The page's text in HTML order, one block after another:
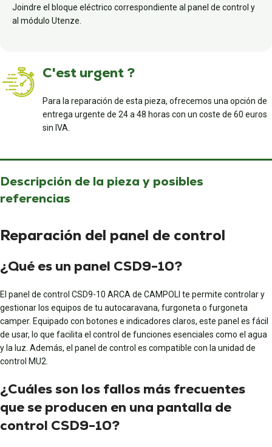
Joindre el bloque eléctrico correspondiente al panel de control y
al módulo Utenze.
C'est urgent ?
Para la reparación de esta pieza, ofrecemos una opción de
entrega urgente de 24 a 48 horas con un coste de 60 euros
sin IVA.
Descripción de la pieza y posibles
referencias
Reparación del panel de control
¿Qué es un panel CSD9-10?
El panel de control CSD9-10 ARCA de CAMPOLI te permite controlar y
gestionar los equipos de tu autocaravana, furgoneta o furgoneta
camper. Equipado con botones e indicadores claros, este panel es fácil
de usar, lo que facilita el control de funciones esenciales como el agua
y la luz. Además, el panel de control es compatible con la unidad de
control MU2.
¿Cuáles son los fallos más frecuentes
que se producen en una pantalla de
control CSD9-10?